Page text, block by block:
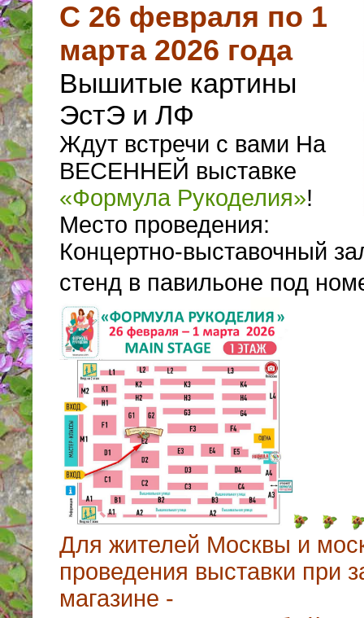
С 26 февраля по 1
марта 2026 года
Вышитые картины
ЭстЭ и ЛФ
Ждут встречи с вами На
ВЕСЕННЕЙ выставке
«Формула Рукоделия»!
Место проведения:
Концертно-выставочный
стенд в павильоне под
Для жителей Москвы и
проведения выставки при
магазине -